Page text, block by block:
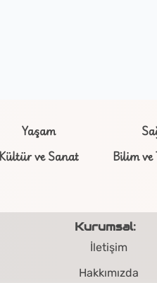
Yaşam
Kültür ve Sanat Bilim ve
Kurumsal:
İletişim
Hakkımızda